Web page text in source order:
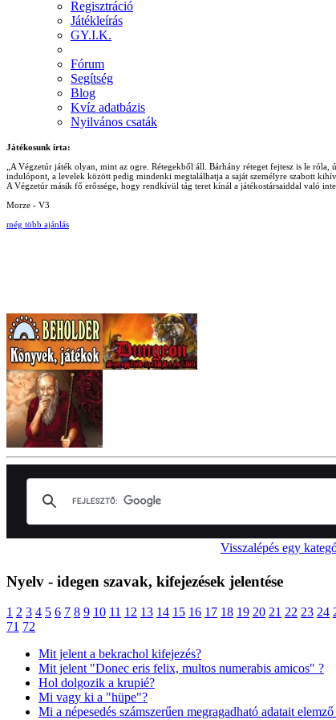
Regisztráció
Játékleírás
GY.I.K.
Fórum
Segítség
Blog
Kvíz adatbázis
Nyilvános csaták
Játékosunk írta:
„A Végzetúr játék olyan, mint az ogre. Rétegekből áll. Bárhány réteget fejtesz is le
indulópont, a levelek között pedig mindenki megtalálhatja a saját személyre szabott
A Végzetúr másik fő erőssége, hogy rendkívül tág teret kínál a játékostársaiddal való
Morze - V3
még több ajánlás
Visszalépés egy
Nyelv - idegen szavak, kifejezések jelentése
1 2 3 4 5 6 7 8 9 10 11 12 13 14 15 16 17 18 19 20 21 22 23 24
71 72
Mit jelent a bekrachol kifejezés?
Mit jelent "Donec eris felix, multos numerabis amicos" ?
Hol dolgozik a krupié?
Mi vagy ki a "hüpe"?
Mi a népesedés számszerűen megragadható adatait